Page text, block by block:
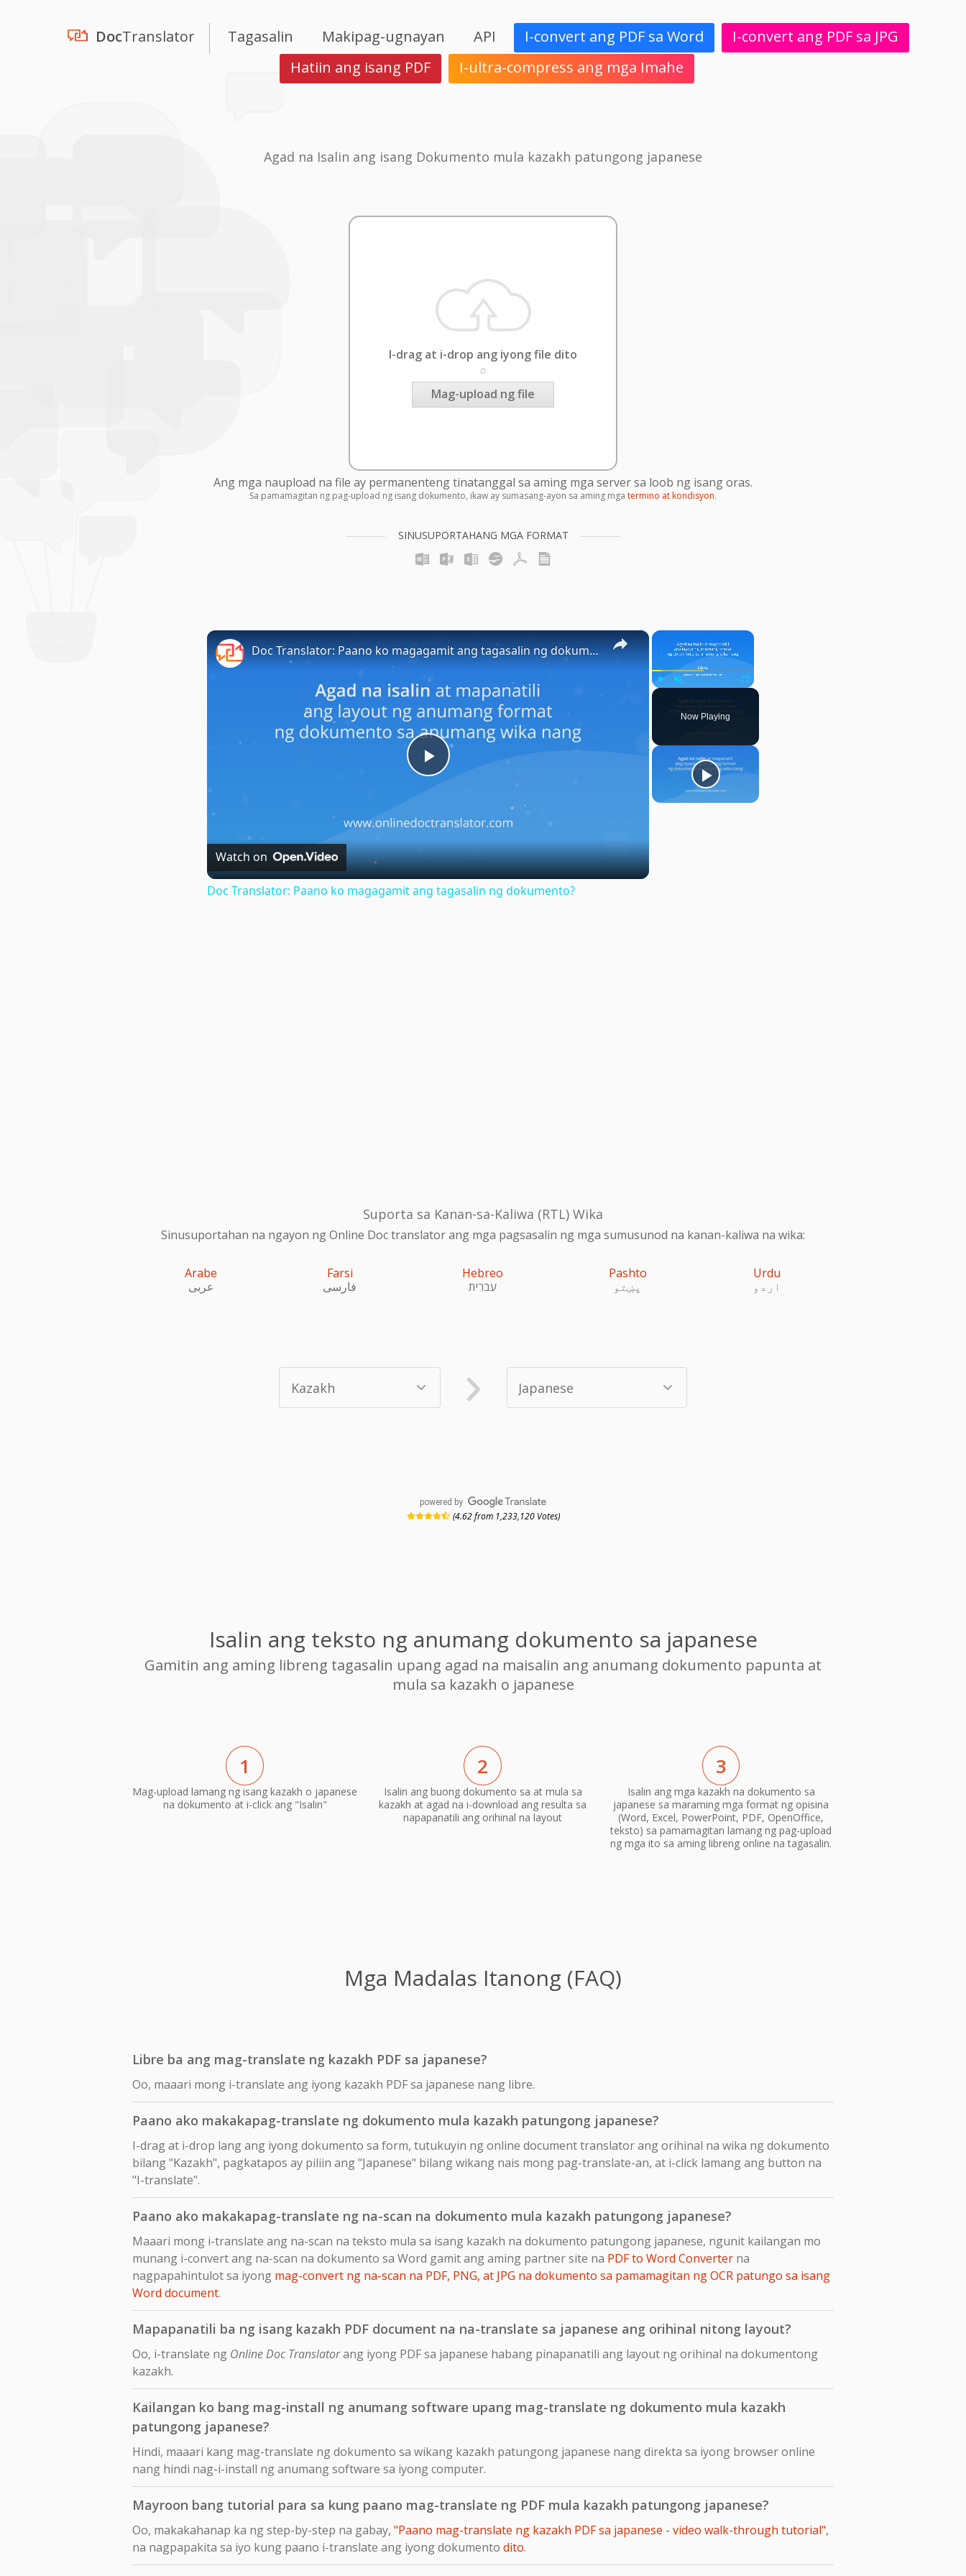
DocTranslator Tagasalin Makipag-ugnayan API I-convert ang PDF sa Word
I-convert ang PDF sa JPG
Hatiin ang isang PDF
I-ultra-compress ang mga Imahe
Agad na Isalin ang isang Dokumento mula kazakh patungong japanese
I-drag at i-drop ang iyong file dito
o
Mag-upload ng file
Ang mga naupload na file ay permanenteng tinatanggal sa aming mga server sa loob ng isang oras.
Sa pamamagitan ng pag-upload ng isang dokumento, ikaw ay sumasang-ayon sa aming mga termino at kondisyon.
SINUSUPORTAHANG MGA FORMAT
×
Fullscreen
Now Playing
×
Play
Video
Doc Translator: Paano ko magagamit ang tagasalin ng dokumento?
Watch on
Doc Translator: Paano ko magagamit ang tagasalin ng dokumento?
Suporta sa Kanan-sa-Kaliwa (RTL) Wika
Sinusuportahan na ngayon ng Online Doc translator ang mga pagsasalin ng mga sumusunod na kanan-kaliwa na wika:
Arabe
عربى
Farsi
فارسی
Hebreo
עִברִית
Pashto
پښتو
Urdu
اردو
powered by
(4.62 from 1,233,120 Votes)
Isalin ang teksto ng anumang dokumento sa japanese
Gamitin ang aming libreng tagasalin upang agad na maisalin ang anumang dokumento papunta at
mula sa kazakh o japanese
1
Mag-upload lamang ng isang kazakh o japanese
na dokumento at i-click ang "Isalin"
2
Isalin ang buong dokumento sa at mula sa
kazakh at agad na i-download ang resulta sa
napapanatili ang orihinal na layout
3
Isalin ang mga kazakh na dokumento sa
japanese sa maraming mga format ng opisina
(Word, Excel, PowerPoint, PDF, OpenOffice,
teksto) sa pamamagitan lamang ng pag-upload
ng mga ito sa aming libreng online na tagasalin.
Mga Madalas Itanong (FAQ)
Libre ba ang mag-translate ng kazakh PDF sa japanese?
Oo, maaari mong i-translate ang iyong kazakh PDF sa japanese nang libre.
Paano ako makakapag-translate ng dokumento mula kazakh patungong japanese?
I-drag at i-drop lang ang iyong dokumento sa form, tutukuyin ng online document translator ang orihinal na wika ng dokumento
bilang "Kazakh", pagkatapos ay piliin ang "Japanese" bilang wikang nais mong pag-translate-an, at i-click lamang ang button na
"I-translate".
Paano ako makakapag-translate ng na-scan na dokumento mula kazakh patungong japanese?
Maaari mong i-translate ang na-scan na teksto mula sa isang kazakh na dokumento patungong japanese, ngunit kailangan mo
munang i-convert ang na-scan na dokumento sa Word gamit ang aming partner site na PDF to Word Converter na
nagpapahintulot sa iyong mag-convert ng na-scan na PDF, PNG, at JPG na dokumento sa pamamagitan ng OCR patungo sa isang
Word document.
Mapapanatili ba ng isang kazakh PDF document na na-translate sa japanese ang orihinal nitong layout?
Oo, i-translate ng Online Doc Translatorang iyong PDF sa japanese habang pinapanatili ang layout ng orihinal na dokumentong
kazakh.
Kailangan ko bang mag-install ng anumang software upang mag-translate ng dokumento mula kazakh
patungong japanese?
Hindi, maaari kang mag-translate ng dokumento sa wikang kazakh patungong japanese nang direkta sa iyong browser online
nang hindi nag-i-install ng anumang software sa iyong computer.
Mayroon bang tutorial para sa kung paano mag-translate ng PDF mula kazakh patungong japanese?
Oo, makakahanap ka ng step-by-step na gabay, "Paano mag-translate ng kazakh PDF sa japanese - video walk-through tutorial",
na nagpapakita sa iyo kung paano i-translate ang iyong dokumento dito.